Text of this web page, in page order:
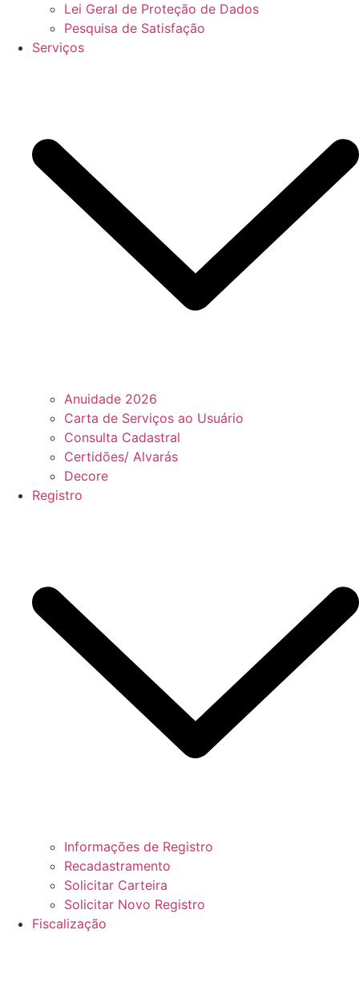
Lei Geral de Proteção de Dados
Pesquisa de Satisfação
Serviços
Anuidade 2026
Carta de Serviços ao Usuário
Consulta Cadastral
Certidões/ Alvarás
Decore
Registro
Informações de Registro
Recadastramento
Solicitar Carteira
Solicitar Novo Registro
Fiscalização